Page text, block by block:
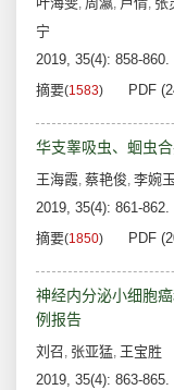
, , ,
宁
2019, 35(4): 858-860.
摘要(1583) PDF
华支睾吸虫、蛔虫
王海霞, 蔡艳俊, 李婉玉
2019, 35(4): 861-862.
摘要(1850) PDF
神经内分泌小细胞
例报告
刘召, 张亚猛, 王宝胜
2019, 35(4): 863-865.